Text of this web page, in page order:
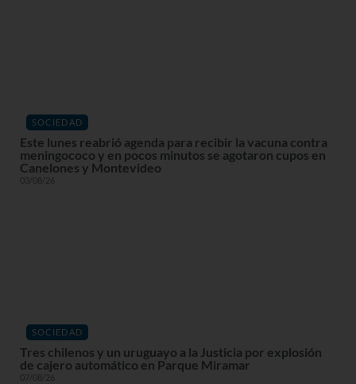
SOCIEDAD
Este lunes reabrió agenda para recibir la vacuna contra
meningococo y en pocos minutos se agotaron cupos en
Canelones y Montevideo
03/08/26
SOCIEDAD
Tres chilenos y un uruguayo a la Justicia por explosión
de cajero automático en Parque Miramar
07/08/26